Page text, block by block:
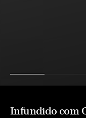
Infundido com